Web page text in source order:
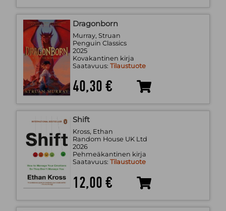
Dragonborn
Murray, Struan
Penguin Classics
2025
Kovakantinen kirja
Saatavuus: Tilaustuote
40,30 €
Shift
Kross, Ethan
Random House UK Ltd
2026
Pehmeäkantinen kirja
Saatavuus: Tilaustuote
12,00 €